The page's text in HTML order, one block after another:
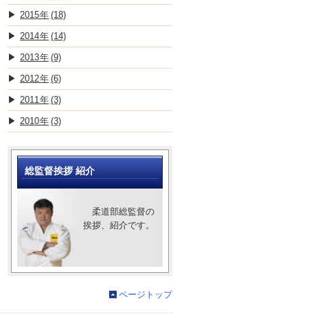
2015 (18)
2014 (14)
2013 (9)
2012 (6)
2011 (3)
2010 (3)
総監督挨拶 紹介
柔道部総監督の
挨拶、紹介です。
ページトップ